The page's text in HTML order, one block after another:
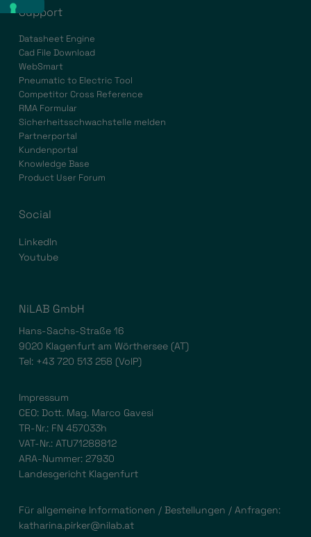
Support
Datasheet Engine
Cad File Download
WebSmart
Pneumatic to Electric Tool
Competitor Cross Reference
RMA Formular
Sicherheitsschwachstelle melden
Partnerportal
Kundenportal
Knowledge Base
Product User Forum
Social
LinkedIn
Youtube
NiLAB GmbH
Hans-Sachs-Straße 16
9020 Klagenfurt am Wörthersee (AT)
Tel: +43 720 513 258 (VoIP)
Impressum
CEO: Dott. Mag. Marco Gavesi
TR-Nr.: FN 457033h
VAT-Nr.: ATU71288812
ARA-Nummer: 27930
Landesgericht Klagenfurt
Für allgemeine Informationen / Bestellungen / Anfragen:
katharina.pirker@nilab.at